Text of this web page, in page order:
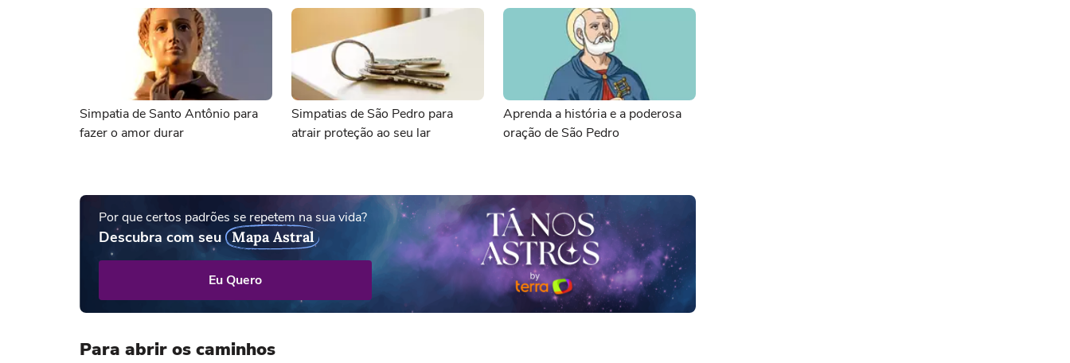
Simpatia de Santo Antônio para
fazer o amor durar
Simpatias de São Pedro para
atrair proteção ao seu lar
Aprenda a história e a poderosa
oração de São Pedro
Por que certos padrões se repetem na sua vida?
Descubra com seu Mapa Astral
Eu Quero
Para abrir os caminhos